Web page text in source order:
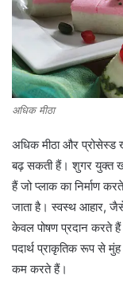
अधिक मीठा
अधिक मीठा और प्रोसेस्ड
बढ़ सकती हैं। शुगर युक्त
हैं जो प्लाक का निर्माण
जाता है। स्वस्थ आहार,
केवल पोषण प्रदान करते
पदार्थ प्राकृतिक रूप से
कम करते हैं।